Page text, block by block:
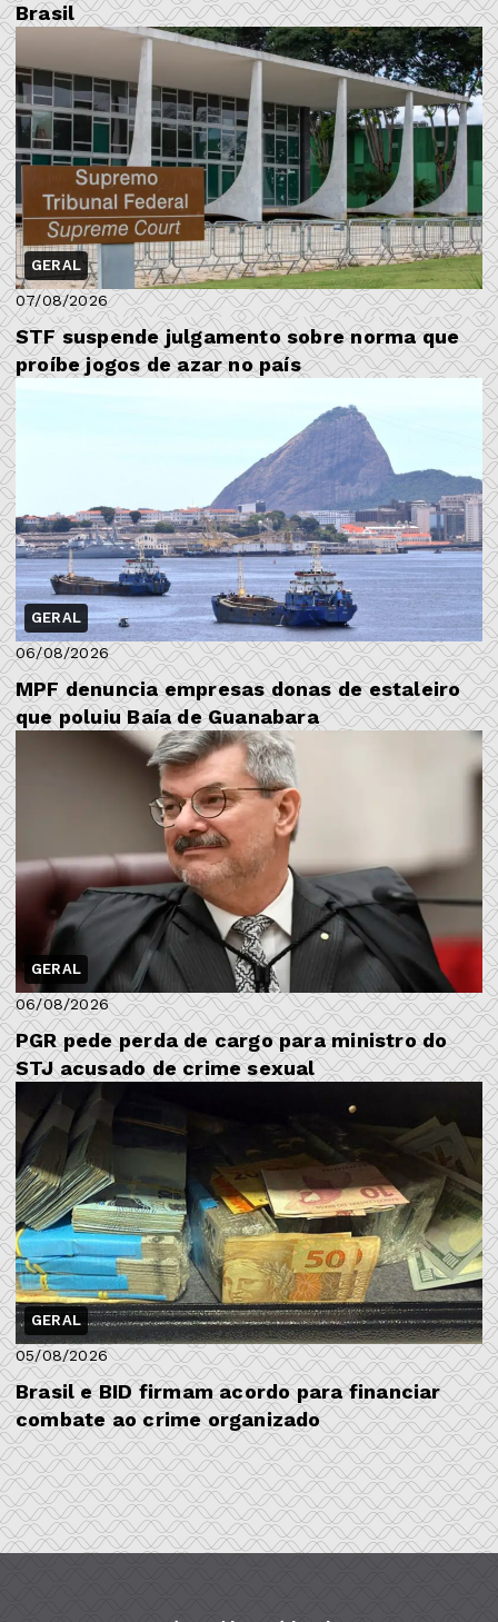
Brasil
GERAL
07/08/2026
STF suspende julgamento sobre norma que
proíbe jogos de azar no país
GERAL
06/08/2026
MPF denuncia empresas donas de estaleiro
que poluiu Baía de Guanabara
GERAL
06/08/2026
PGR pede perda de cargo para ministro do
STJ acusado de crime sexual
GERAL
05/08/2026
Brasil e BID firmam acordo para financiar
combate ao crime organizado